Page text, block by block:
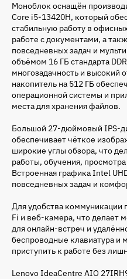
Моноблок оснащён
Core i5-13420H, который
стабильную работу в
работе с документами, а
повседневных задач и
объёмом 16 ГБ стандарта
многозадачность и высокий
накопитель на 512 ГБ
операционной системы и
места для хранения файлов.
Большой 27-дюймовый IPS-
обеспечивает чёткое
широкие углы обзора, что
работы, обучения,
Встроенная графика Intel
повседневных задач и
Для удобства коммуникации
Fi и веб-камера, что делает
для онлайн-встреч и
беспроводные клавиатура
приступить к работе без
Lenovo IdeaCentre AIO